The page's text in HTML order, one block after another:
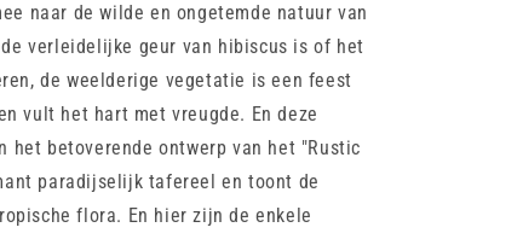
naar de wilde en ongetemde natuur van
verleidelijke geur van hibiscus is of het
de weelderige vegetatie is een feest
vult het hart met vreugde. En deze
het betoverende ontwerp van het "Rustic
paradijselijk tafereel en toont de
flora. En hier zijn de enkele